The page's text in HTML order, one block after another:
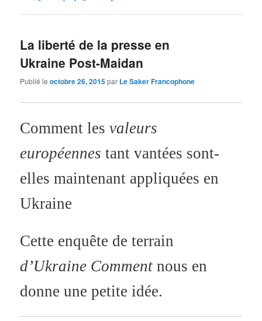
La liberté de la presse en
Ukraine Post-Maidan
Publié leoctobre 26, 2015par Le Saker Francophone
Comment lesvaleurs
européennes tant vantées sont-
elles maintenant appliquées en
Ukraine
Cette enquête de terrain
d’Ukraine Comment nous en
donne une petite idée.